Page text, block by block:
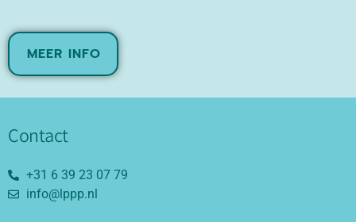
MEER INFO
Contact
+31 6 39 23 07 79
info@lppp.nl